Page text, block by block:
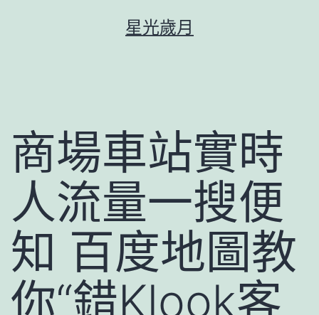
星光歲月
商場車站實時
人流量一搜便
知 百度地圖教
你“錯Klook客